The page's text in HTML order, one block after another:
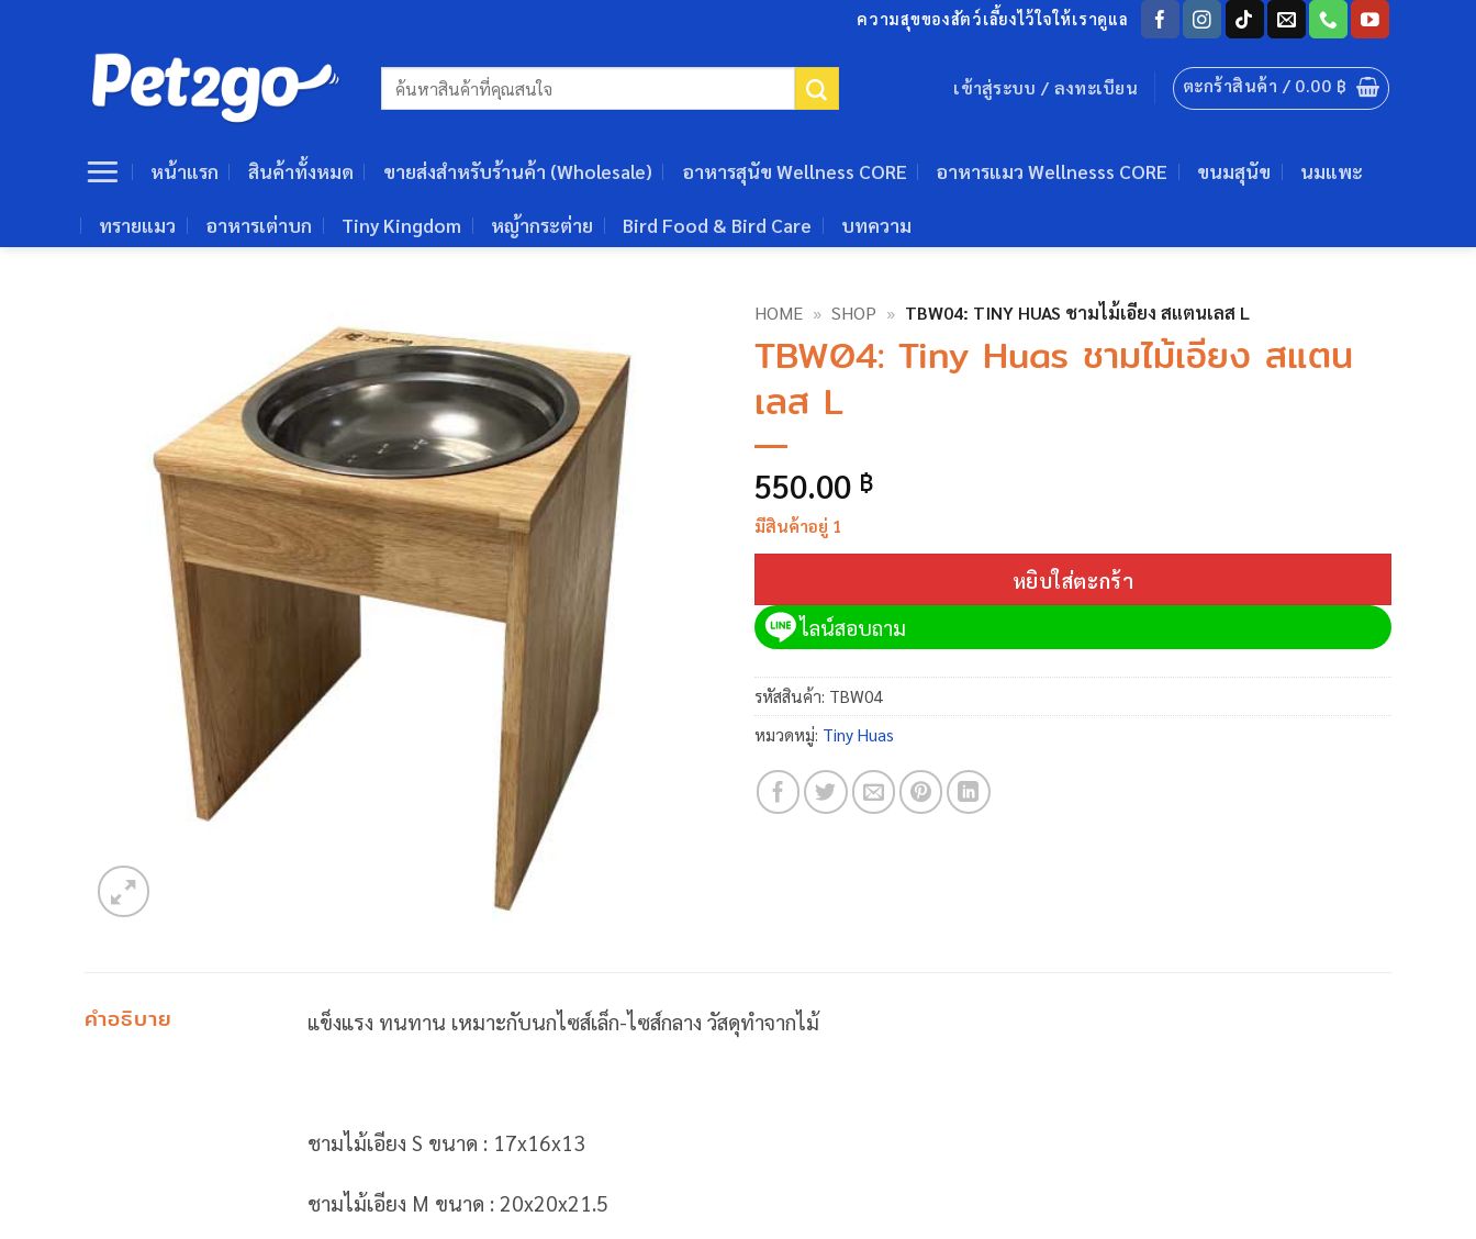
ความสุขของสัตว์เลี้ยงไว้ใจให้เราดูแล
ค้นหา: เข้าสู่ระบบ / ลงทะเบียน ตะกร้าสินค้า / 0.00 ฿
หน้าแรก สินค้าทั้งหมด ขายส่งสำหรับร้านค้า (Wholesale) อาหารสุนัข Wellness CORE อาหารแมว Wellnesss CORE ขนมสุนัข นมแพะ
ทรายแมว อาหารเต่าบก Tiny Kingdom หญ้ากระต่าย Bird Food & Bird Care บทความ
HOME » SHOP » TBW04: TINY HUAS ชามไม้เอียง สแตนเลส L
TBW04: Tiny Huas ชามไม้เอียง สแตน
เลส L
550.00 ฿
มีสินค้าอยู่ 1
หยิบใส่ตะกร้า
ไลน์สอบถาม
รหัสสินค้า: TBW04
หมวดหมู่: Tiny Huas
คำอธิบาย แข็งแรง ทนทาน เหมาะกับนกไซส์เล็ก-ไซส์กลาง วัสดุทำจากไม้
ชามไม้เอียง S ขนาด : 17x16x13
ชามไม้เอียง M ขนาด : 20x20x21.5